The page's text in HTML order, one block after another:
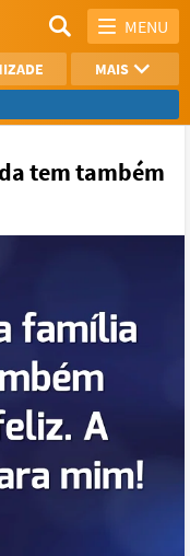
MENU
MAIS
AGRADECIMENTO
tem também